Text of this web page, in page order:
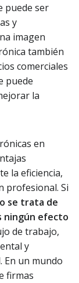
puede ser
y
imagen
también
comerciales
puede
la
en
la eficiencia,
profesional. Si
se trata de
ningún efecto
de trabajo,
y
En un mundo
firmas